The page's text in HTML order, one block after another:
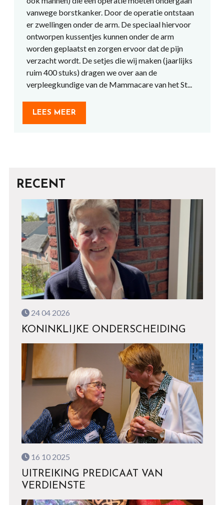
vanwege borstkanker. Door de operatie ontstaan
er zwellingen onder de arm. De speciaal hiervoor
ontworpen kussentjes kunnen onder de arm
worden geplaatst en zorgen ervoor dat de pijn
verzacht wordt. De setjes die wij maken (jaarlijks
ruim 400 stuks) dragen we over aan de
verpleegkundige van de Mammacare van het St...
LEES MEER
RECENT
24 04 2026
KONINKLIJKE ONDERSCHEIDING
16 10 2025
UITREIKING PREDICAAT VAN
VERDIENSTE